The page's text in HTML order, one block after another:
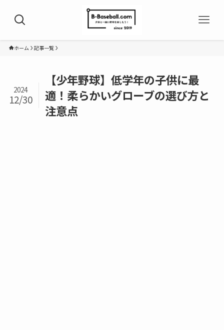
ホーム 記事一覧
【少年野球】低学年の子供に最
適！柔らかいグローブの選び方と
注意点
2024
12/30